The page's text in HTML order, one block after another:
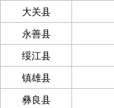
大关县
永善县
绥江县
镇雄县
彝良县